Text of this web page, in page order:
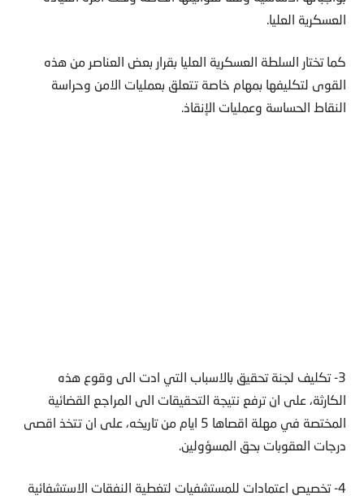
العسكرية العليا.
كما تختار السلطة العسكرية العليا بقرار بعض العناصر من هذه
القوى لتكليفها بمهام خاصة تتعلق بعمليات الامن وحراسة
النقاط الحساسة وعمليات الإنقاذ.
3- تكليف لجنة تحقيق بالاسباب التي ادت الى وقوع هذه
الكارثة، على ان ترفع نتيجة التحقيقات الى المراجع القضائية
المختصة في مهلة اقصاها 5 ايام من تاريخه، على ان تتخذ اقصى
درجات العقوبات بحق المسؤولين.
4- تخصيص اعتمادات للمستشفيات لتغطية النفقات الاستشفائية